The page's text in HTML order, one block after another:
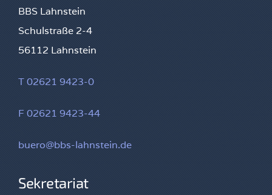
BBS Lahnstein
Schulstraße 2-4
56112 Lahnstein
T 02621 9423-0
F 02621 9423-44
buero@bbs-lahnstein.de
Sekretariat